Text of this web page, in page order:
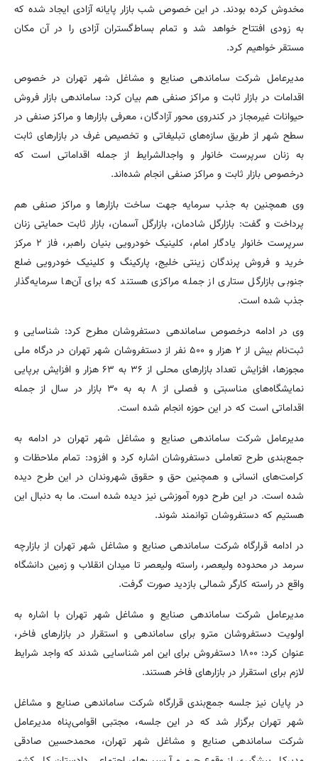
مخدوش کرده بودند. در این خصوص شب بازار پایانه آزادی ایجاد شده که
به زودی افتتاح خواهد شد و تمام بساط‌گستران آزادی را در آن مکان
مستقر خواهیم کرد.
مدیرعامل شرکت ساماندهی صنایع و مشاغل شهر تهران در خصوص
اقدامات در بازار ثابت و مراکز صنفی هم بیان کرد: ساماندهی بازار فروش
حیوانات غیرمجاز در کندروی محور آزادگان، معرفی بازارها و مراکز صنفی در
سطح شهر از طریق سازه‌های تبلیغاتی و تخصیص غرف در بازارهای ثابت
به زنان سرپرست خانوار و واجدالشرایط از جمله اقداماتی است که
درخصوص بازار ثابت و مراکز صنفی انجام شده‌اند.
وی همچنین به جذب سرمایه جهت ساخت بازارها و مراکز صنفی هم
پرداخت و گفت: بازارگل شادمان، بازارگل آسمان، بازار ثابت حمایتی زنان
سرپرست خانوار یادگار امام، کلینیک خودرویی بنیان راهبر، فاز ۲ مرکز
خرید و فروش پرندگان زینتی خلیج، پارکینگ و کلینیک‌ خودرویی ضلع
جنوبی بازارگل ستاری از جمله مراکزی هستند که برای آن‌ها سرمایه‌گذار
جذب شده است.
وی در ادامه درخصوص ساماندهی دستفروشان مطرح کرد: شناسایی و
ثبت‌نام بیش از ۲ هزار و ۵۰۰ نفر از دستفروشان شهر تهران در درگاه ملی
مجوزها، افزایش تعداد بازارهای محلی از ۳۶ به ۶۳ هزار و افزایش برپایی
نمایشگاه‌های مناسبتی و فصلی از ۸ به به ۳۰ بازار در سال از جمله
اقداماتی است که در این حوزه انجام شده است.
مدیرعامل شرکت ساماندهی صنایع و مشاغل شهر تهران در ادامه به
جمع‌بندی طرح تعاملی دستفروشان اشاره کرد و افزود: تمام ملاحظات و
کرامت‌های انسانی و همچنین حق‌ و حقوق شهروندان در این طرح دیده
شده است. در این طرح دوره آموزشی نیز دیده شده است. ما به دنبال این
هستیم که دستفروشان توانمند شوند.
در ادامه قرارگاه شرکت ساماندهی صنایع و مشاغل شهر تهران از بازارچه
سرمد در محدوده ولیعصر، راسته ولیعصر تا میدان انقلاب و زمین دانشگاه
واقع در راسته کارگر شمالی بازدید صورت گرفت.
مدیرعامل شرکت ساماندهی صنایع و مشاغل شهر تهران با اشاره به
اولویت دستفروشان مترو برای ساماندهی و استقرار در بازارهای فاخر،
عنوان کرد: ۱۸۰۰ دستفروش برای این امر شناسایی شدند که واجد شرایط
لازم برای استقرار در بازارهای فاخر هستند.
در پایان نیز جلسه‌ جمع‌بندی قرارگاه شرکت ساماندهی صنایع و مشاغل
شهر تهران برگزار شد که در این جلسه، مجتبی اقوامی‌پناه مدیرعامل
شرکت ساماندهی صنایع و مشاغل شهر تهران، محمدحسین صادقی